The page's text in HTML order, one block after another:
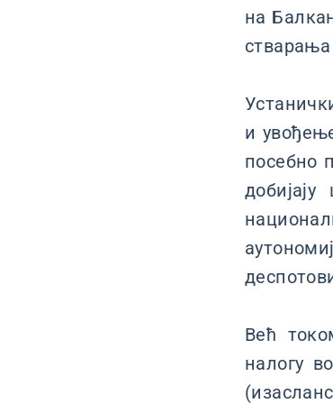
на
и
посебно
Већ
налогу